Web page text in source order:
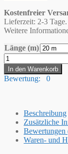
Kostenfreier
Lieferzeit: 2-3 Tage.
Weitere
Länge (m)
Hummelt®
Schot
Seil
Polyesterseil
weiß
blau
Menge
In den Warenkorb
Bewertung: 0
Beschreibung
Zusätzliche
Bewertungen
Waren- und